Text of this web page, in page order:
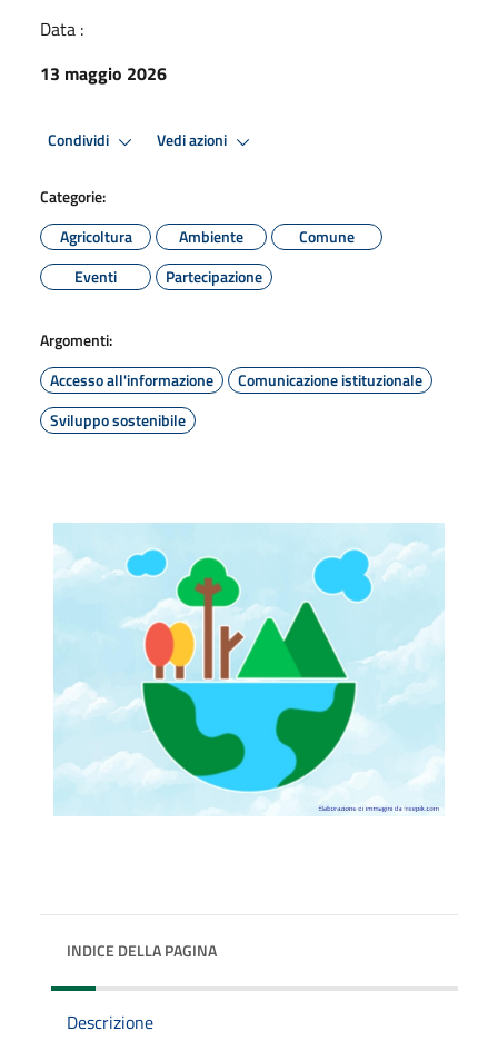
Data :
13 maggio 2026
Condividi Vedi azioni
Categorie:
Agricoltura
Ambiente
Comune
Eventi
Partecipazione
Argomenti:
Accesso all'informazione
Comunicazione istituzionale
Sviluppo sostenibile
INDICE DELLA PAGINA
Descrizione